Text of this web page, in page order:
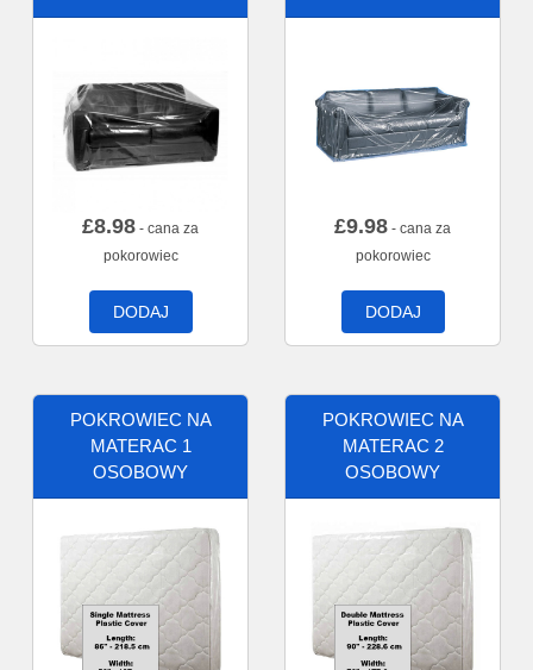
£8.98 - cana za
pokorowiec
DODAJ
£9.98 - cana za
pokorowiec
DODAJ
POKROWIEC NA
MATERAC 1
OSOBOWY
POKROWIEC NA
MATERAC 2
OSOBOWY